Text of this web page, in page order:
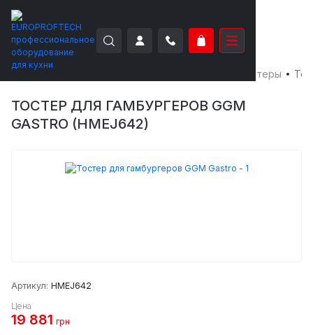
EUROPROFTECH Тостеры
ТОСТЕР ДЛЯ ГАМБУРГЕРОВ GGM
GASTRO (HMEJ642)
Артикул: HMEJ642
Цена
19 881 грн